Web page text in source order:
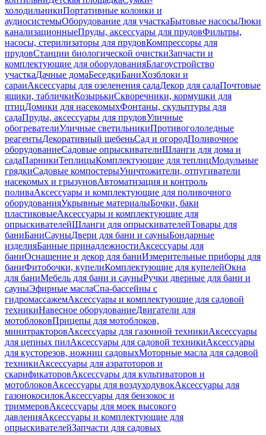
холодильникиПортативные колонки и
аудиосистемыОборудование для участкаБытовые насосыЛюки
канализационныеПруды, аксессуары для прудовФильтры,
насосы, стерилизаторы для прудовКомпрессоры для
прудовСтанции биологической очисткиЗапчасти и
комплектующие для оборудованияБлагоустройство
участкаДачные домаБеседкиБаниХозблоки и
сараиАксессуары для озеленения садаДекор для садаПочтовые
ящики, табличкиКозырькиСкворечники, кормушки для
птицДомики для насекомыхФонтаны, скульптуры для
садаПруды, аксессуары для прудовУличные
обогревателиУличные светильникиПротивогололедные
реагентыДекоративный щебеньСад и огородПоливочное
оборудованиеСадовые опрыскивателиШланги для дома и
садаПарникиТеплицыКомплектующие для теплицМодульные
грядкиСадовые компостерыУничтожители, отпугиватели
насекомых и грызуновАвтоматизация и контроль
поливаАксессуары и комплектующие для поливочного
оборудованияУкрывные материалыБочки, баки
пластиковыеАксессуары и комплектующие для
опрыскивателейШланги для опрыскивателейТовары для
баниБаниСауныДвери для бани и сауныБондарные
изделияБанные принадлежностиАксессуары для
баниОснащение и декор для баниИзмерительные приборы для
баниФитобочки, купелиКомплектующие для купелейОкна
для баниМебель для бани и сауныРучки дверные для бани и
сауныЭфирные маслаСпа-бассейны с
гидромассажемАксессуары и комплектующие для садовой
техникиНавесное оборудованиеДвигатели для
мотоблоковПрицепы для мотоблоков,
минитракторовАксессуары для газонной техникиАксессуары
для цепных пилАксессуары для садовой техникиАксессуары
для кусторезов, ножниц садовыхМоторные масла для садовой
техникиАксессуары для аэратоторов и
скарификаторовАксессуары для культиваторов и
мотоблоковАксессуары для воздуходувокАксессуары для
газонокосилокАксессуары для бензокос и
триммеровАксессуары для моек высокого
давленияАксессуары и комплектующие для
опрыскивателейЗапчасти для садовых